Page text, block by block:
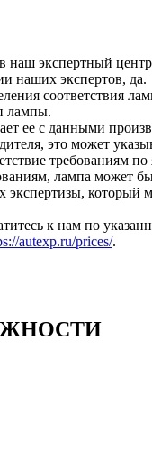
наш экспертный
наших экспертов, да.
соответствия
лампы.
ее с данными
это может
требованиям
лампа может
экспертизы,
к нам по
autexp.ru/prices/.